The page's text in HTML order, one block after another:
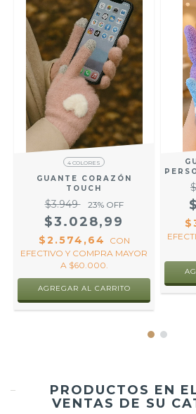
4 COLORES
GUANTE CORAZÓN
TOUCH
$3.949 23% OFF
$3.028,99
$2.574,64
CON
EFECTIVO Y COMPRA MAYOR
A $60.000.
AGREGAR AL CARRITO
PRODUCTOS EN
VENTAS DE SU